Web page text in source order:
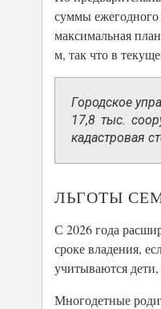
суммы ежегодного
максимальная
м, так что в
Городское
17,8 тыс.
кадастровая
ЛЬГОТЫ
С 2026 года
сроке владения,
учитываются
Многодетные